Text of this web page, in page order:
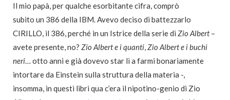
Il mio papà, per qualche esorbitante cifra, comprò
subito un 386 della IBM. Avevo deciso di battezzarlo
CIRILLO, il 386, perché in un Istrice della serie di Zio Albert–
avete presente, no? Zio Albert e i quanti,Zio Albert e i buchi
neri… otto anni e già dovevo star lì a farmi bonariamente
intortare da Einstein sulla struttura della materia -,
insomma, in questi libri qua c’era il nipotino-genio di Zio